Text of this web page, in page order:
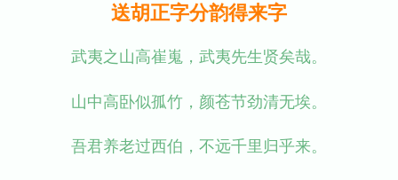
送胡正字分韵得来字
武夷之山高崔嵬，武夷先生贤矣哉。
山中高卧似孤竹，颜苍节劲清无埃。
吾君养老过西伯，不远千里归乎来。